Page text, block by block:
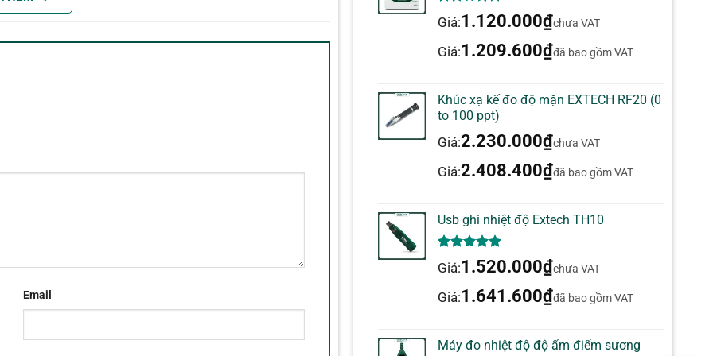
Email
5.00 trên 5
dựa trên
Giá:1.120.000₫chưa VAT
Giá:1.209.600₫đã bao gồm VAT
Khúc xạ kế đo độ mặn EXTECH RF20 (0
to 100 ppt)
Giá:2.230.000₫chưa VAT
Giá:2.408.400₫đã bao gồm VAT
Usb ghi nhiệt độ Extech TH10
5.00 trên 5
dựa trên
Giá:1.520.000₫chưa VAT
Giá:1.641.600₫đã bao gồm VAT
Máy đo nhiệt độ độ ẩm điểm sương